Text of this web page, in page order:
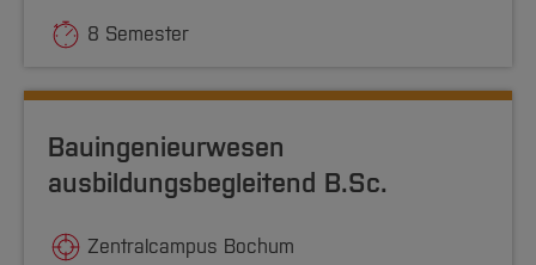
8 Semester
Bauingenieurwesen
ausbildungsbegleitend B.Sc.
Zentralcampus Bochum